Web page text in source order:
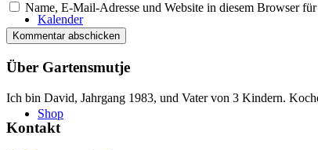
Kalender
Shop
Name, E-Mail-Adresse und Website in diesem Browser
Über Gartensmutje
Ich bin David, Jahrgang 1983, und Vater von 3 Kindern.
Kontakt